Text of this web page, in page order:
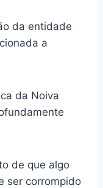
da entidade
a
da Noiva
de que algo
ser corrompido